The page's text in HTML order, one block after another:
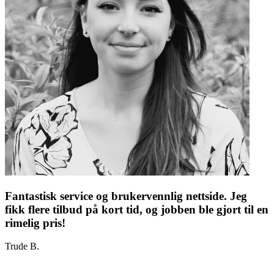
Fantastisk service og brukervennlig nettside. Jeg
fikk flere tilbud på kort tid, og jobben ble gjort til en
rimelig pris!
Trude B.